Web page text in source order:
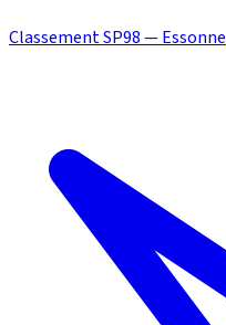
Classement SP98 — Essonne